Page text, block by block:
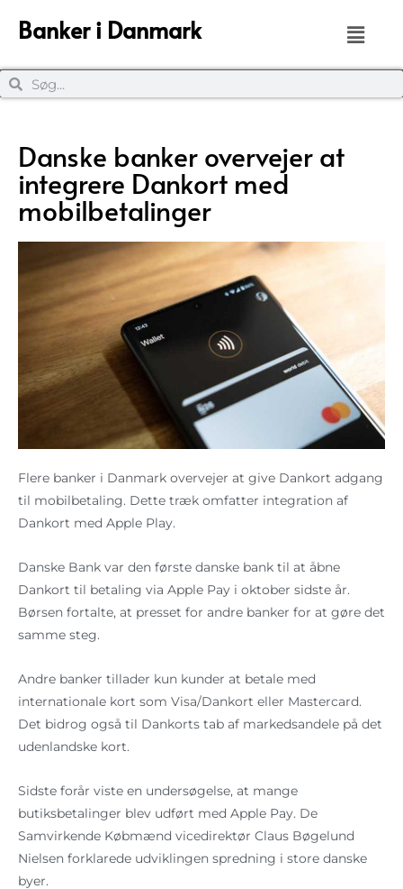
Banker i Danmark
Danske banker overvejer at
integrere Dankort med
mobilbetalinger
Flere banker i Danmark overvejer at give Dankort adgang
til mobilbetaling. Dette træk omfatter integration af
Dankort med Apple Play.
Danske Bank var den første danske bank til at åbne
Dankort til betaling via Apple Pay i oktober sidste år.
Børsen fortalte, at presset for andre banker for at gøre det
samme steg.
Andre banker tillader kun kunder at betale med
internationale kort som Visa/Dankort eller Mastercard.
Det bidrog også til Dankorts tab af markedsandele på det
udenlandske kort.
Sidste forår viste en undersøgelse, at mange
butiksbetalinger blev udført med Apple Pay. De
Samvirkende Købmænd vicedirektør Claus Bøgelund
Nielsen forklarede udviklingen spredning i store danske
byer.